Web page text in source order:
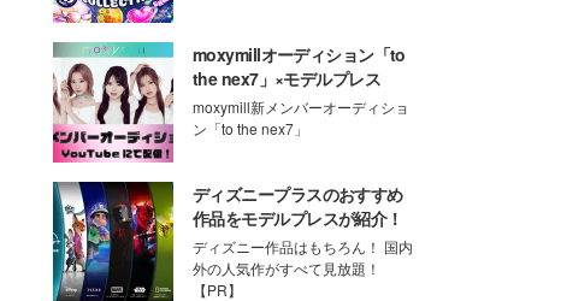
moxymillオーディション「to
the nex7」×モデルプレス
moxymill新メンバーオーディショ
ン「to the nex7」
ディズニープラスのおすすめ
作品をモデルプレスが紹介！
ディズニー作品はもちろん！ 国内
外の人気作がすべて見放題！
【PR】